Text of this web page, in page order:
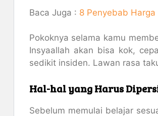
Baca Juga : 8 Penyebab
Pokoknya selama kamu
Insyaallah akan bisa kok,
sedikit insiden. Lawan rasa
Hal-hal yang Harus
Sebelum memulai belajar